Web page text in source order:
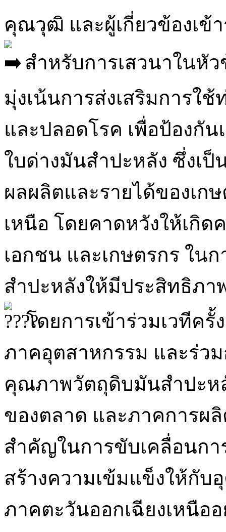
คุณวุฒิ และผู้เกี่ยวข้องเข้
สำหรับการเสวนาในหัว
มุ่งเน้นการส่งเสริมการ
และปลอดโรค เพื่อป้องกั
ใบด่างมันสำปะหลัง ซึ่งเ
ผลผลิตและรายได้ของเก
เหนือ โดยคาดหวังให้เกิ
เอกชน และเกษตรกร ใ
สำปะหลังให้มีประสิทธิภา
โดยการเข้าร่วมเวทีค
ภาคอุตสาหกรรม และร่ว
คุณภาพวัตถุดิบมันสำปะห
ของตลาด และภาคการผ
สำคัญในการขับเคลื่อนก
สร้างความเข้มแข็งให้กับ
ภาคตะวันออกเฉียงเหนือ